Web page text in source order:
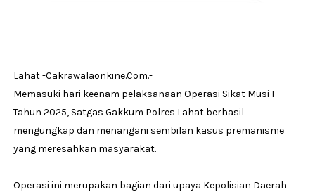
Lahat -Cakrawalaonkine.Com.-
Memasuki hari keenam pelaksanaan Operasi Sikat Musi I
Tahun 2025, Satgas Gakkum Polres Lahat berhasil
mengungkap dan menangani sembilan kasus premanisme
yang meresahkan masyarakat.
Operasi ini merupakan bagian dari upaya Kepolisian Daerah